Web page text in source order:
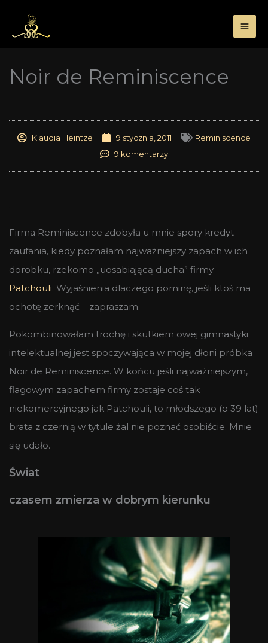
treści
Noir de Reminiscence
Klaudia Heintze 9 stycznia, 2011
Reminiscence
9 komentarzy
Firma Reminiscence zdobyła u mnie spory kredyt
zaufania, kiedy poznałam najważniejszy zapach w ich
dorobku, rzekomo „uosabiającą ducha” firmy
Patchouli. Wyjaśnienia dlaczego pominę, jeśli ktoś ma
ochotę zerknąć – zapraszam.
Pokombinowałam trochę i skutkiem owej gimnastyki
intelektualnej jest spoczywająca w mojej dłoni próbka
Noir de Reminiscence. W końcu jeśli najważniejszym,
flagowym zapachem firmy zostaje coś tak
niekomercyjnego jak Patchouli, to młodszego (o 39 lat)
brata z czernią w tytule żal nie poznać osobiście. Mnie
się udało.
Świat
czasem zmierza w dobrym kierunku